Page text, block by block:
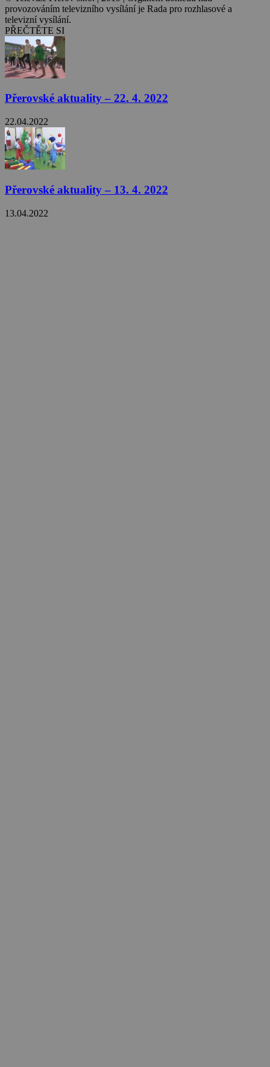
provozováním televizního vysílání je Rada pro rozhlasové a
televizní vysílání.
PŘEČTĚTE SI
Přerovské aktuality – 22. 4. 2022
22.04.2022
Přerovské aktuality – 13. 4. 2022
13.04.2022